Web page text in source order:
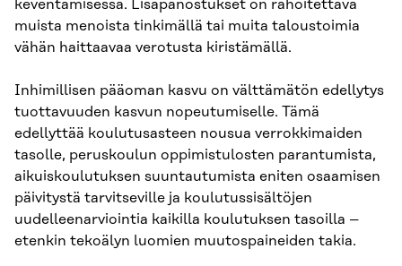
keventämisessä. Lisäpanostukset on rahoitettava
muista menoista tinkimällä tai muita taloustoimia
vähän haittaavaa verotusta kiristämällä.
Inhimillisen pääoman kasvu on välttämätön edellytys
tuottavuuden kasvun nopeutumiselle. Tämä
edellyttää koulutusasteen nousua verrokkimaiden
tasolle, peruskoulun oppimistulosten parantumista,
aikuiskoulutuksen suuntautumista eniten osaamisen
päivitystä tarvitseville ja koulutussisältöjen
uudelleenarviointia kaikilla koulutuksen tasoilla –
etenkin tekoälyn luomien muutospaineiden takia.